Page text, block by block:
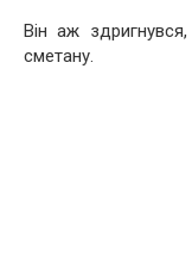
Він аж
сметану.